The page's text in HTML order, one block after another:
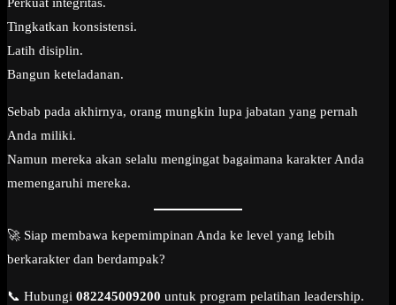
Perkuat integritas.
Tingkatkan konsistensi.
Latih disiplin.
Bangun keteladanan.
Sebab pada akhirnya, orang mungkin lupa jabatan yang pernah
Anda miliki.
Namun mereka akan selalu mengingat bagaimana karakter Anda
memengaruhi mereka.
🚀 Siap membawa kepemimpinan Anda ke level yang lebih
berkarakter dan berdampak?
📞 Hubungi 082245009200 untuk program pelatihan leadership.